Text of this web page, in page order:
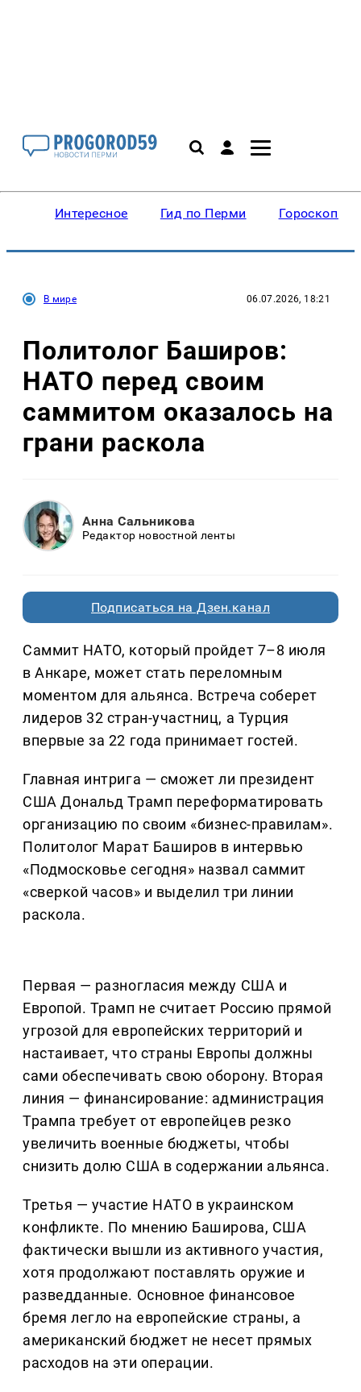
Интересное Гид по Перми Гороскопы
В мире 06.07.2026, 18:21
Политолог Баширов:
НАТО перед своим
саммитом оказалось на
грани раскола
Анна Сальникова
Редактор новостной ленты
Подписаться на Дзен.канал
Саммит НАТО, который пройдет 7–8 июля
в Анкаре, может стать переломным
моментом для альянса. Встреча соберет
лидеров 32 стран-участниц, а Турция
впервые за 22 года принимает гостей.
Главная интрига — сможет ли президент
США Дональд Трамп переформатировать
организацию по своим «бизнес-правилам».
Политолог Марат Баширов в интервью
«Подмосковье сегодня» назвал саммит
«сверкой часов» и выделил три линии
раскола.
Первая — разногласия между США и
Европой. Трамп не считает Россию прямой
угрозой для европейских территорий и
настаивает, что страны Европы должны
сами обеспечивать свою оборону. Вторая
линия — финансирование: администрация
Трампа требует от европейцев резко
увеличить военные бюджеты, чтобы
снизить долю США в содержании альянса.
Третья — участие НАТО в украинском
конфликте. По мнению Баширова, США
фактически вышли из активного участия,
хотя продолжают поставлять оружие и
разведданные. Основное финансовое
бремя легло на европейские страны, а
американский бюджет не несет прямых
расходов на эти операции.